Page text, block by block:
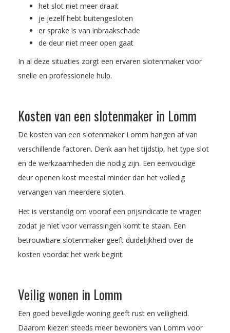
het slot niet meer draait
je jezelf hebt buitengesloten
er sprake is van inbraakschade
de deur niet meer open gaat
In al deze situaties zorgt een ervaren slotenmaker voor
snelle en professionele hulp.
Kosten van een slotenmaker in Lomm
De kosten van een slotenmaker Lomm hangen af van
verschillende factoren. Denk aan het tijdstip, het type slot
en de werkzaamheden die nodig zijn. Een eenvoudige
deur openen kost meestal minder dan het volledig
vervangen van meerdere sloten.
Het is verstandig om vooraf een prijsindicatie te vragen
zodat je niet voor verrassingen komt te staan. Een
betrouwbare slotenmaker geeft duidelijkheid over de
kosten voordat het werk begint.
Veilig wonen in Lomm
Een goed beveiligde woning geeft rust en veiligheid.
Daarom kiezen steeds meer bewoners van Lomm voor